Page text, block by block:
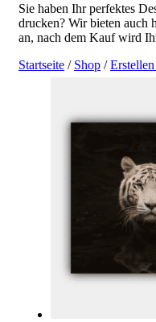
Sie haben Ihr perfektes
drucken? Wir bieten auch
an, nach dem Kauf wird
Startseite / Shop /